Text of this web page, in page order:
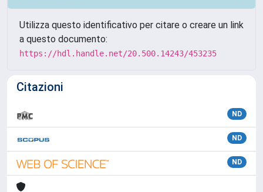
Utilizza questo identificativo per citare o creare un link
a questo documento:
https://hdl.handle.net/20.500.14243/453235
Citazioni
ND
ND
ND